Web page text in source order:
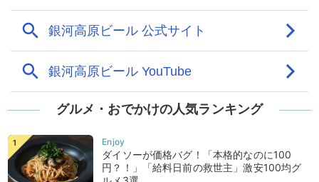
グルメ・おでかけの人気ランキング
ダイソーが価格バグ！「本格的なのに100
円？！」「給料日前の救世主」激安100均グ